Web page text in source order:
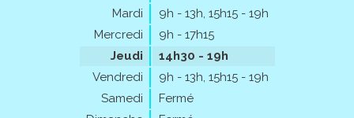
Mardi
9h - 13h 15h15 - 19h
Mercredi
9h - 17h15
Jeudi
14h30 - 19h
Vendredi
9h - 13h 15h15 - 19h
Samedi
Fermé